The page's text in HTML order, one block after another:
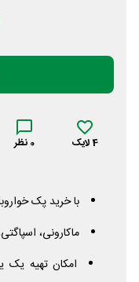
4 لایک 0 نظر
با خرید پک
ماکارونی،
امکان تهیه یک